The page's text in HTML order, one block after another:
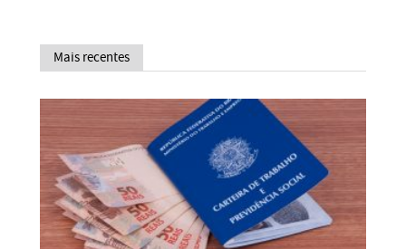
Mais recentes